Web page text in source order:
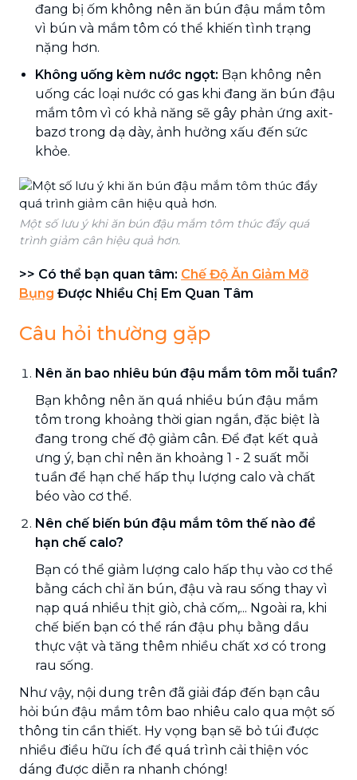
đang bị ốm không nên ăn bún đậu mắm tôm
vì bún và mắm tôm có thể khiến tình trạng
nặng hơn.
Không uống kèm nước ngọt: Bạn không nên
uống các loại nước có gas khi đang ăn bún đậu
mắm tôm vì có khả năng sẽ gây phản ứng axit-
bazơ trong dạ dày, ảnh hưởng xấu đến sức
khỏe.
Một số lưu ý khi ăn bún đậu mắm tôm thúc đẩy quá
trình giảm cân hiệu quả hơn.
>> Có thể bạn quan tâm: Chế Độ Ăn Giảm Mỡ
Bụng Được Nhiều Chị Em Quan Tâm
Câu hỏi thường gặp
Nên ăn bao nhiêu bún đậu mắm tôm mỗi tuần?
Bạn không nên ăn quá nhiều bún đậu mắm
tôm trong khoảng thời gian ngắn, đặc biệt là
đang trong chế độ giảm cân. Để đạt kết quả
ưng ý, bạn chỉ nên ăn khoảng 1 - 2 suất mỗi
tuần để hạn chế hấp thụ lượng calo và chất
béo vào cơ thể.
Nên chế biến bún đậu mắm tôm thế nào để
hạn chế calo?
Bạn có thể giảm lượng calo hấp thụ vào cơ thể
bằng cách chỉ ăn bún, đậu và rau sống thay vì
nạp quá nhiều thịt giò, chả cốm,... Ngoài ra, khi
chế biến bạn có thể rán đậu phụ bằng dầu
thực vật và tăng thêm nhiều chất xơ có trong
rau sống.
Như vậy, nội dung trên đã giải đáp đến bạn câu
hỏi bún đậu mắm tôm bao nhiêu calo qua một số
thông tin cần thiết. Hy vọng bạn sẽ bỏ túi được
nhiều điều hữu ích để quá trình cải thiện vóc
dáng được diễn ra nhanh chóng!